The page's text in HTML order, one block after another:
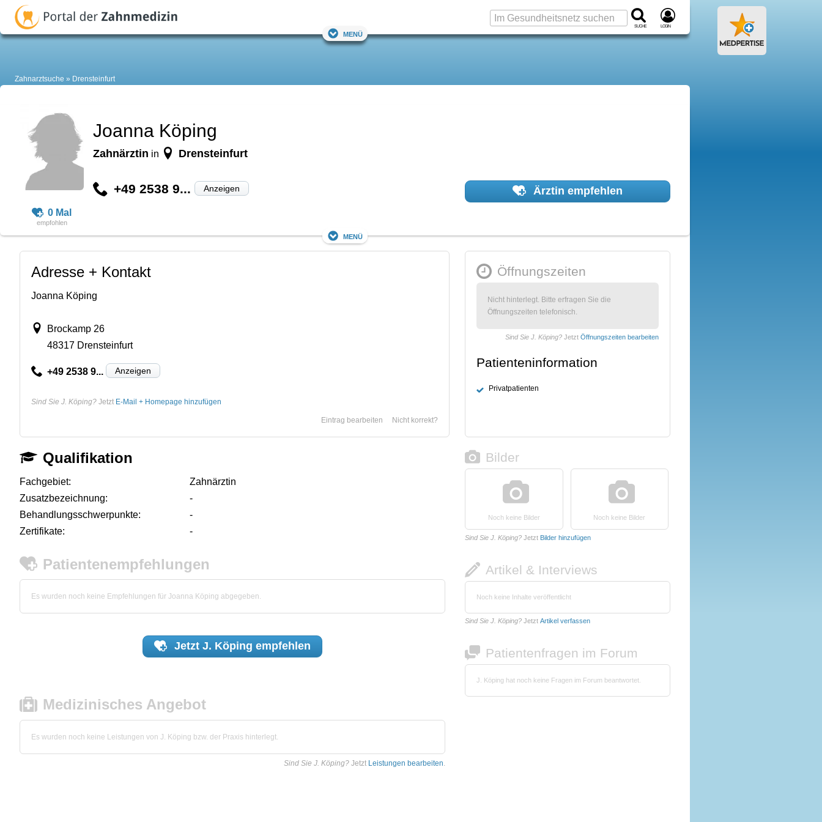
Suche Login
Menü
Zahnarztsuche Drensteinfurt
0 Mal
Joanna Köping
Zahnärztin in Drensteinfurt
+49 2538 9... Anzeigen Ärztin empfehlen
Menü
Adresse + Kontakt
Joanna Köping
Brockamp 26
48317 Drensteinfurt
+49 2538 9... Anzeigen
Sind Sie J. Köping? Jetzt E-Mail + Homepage hinzufügen
Nicht korrekt?
Eintrag bearbeiten
Öffnungszeiten
Nicht hinterlegt. Bitte erfragen Sie die
Öffnungszeiten telefonisch.
Sind Sie J. Köping? Jetzt Öffnungszeiten bearbeiten
Patienteninformation
Privatpatienten
Qualifikation
Fachgebiet:
Zahnärztin
Zusatzbezeichnung:
-
Behandlungsschwerpunkte:
-
Zertifikate:
-
Patientenempfehlungen
Es wurden noch keine Empfehlungen für Joanna Köping abgegeben.
JetztJ. Köping empfehlen
Medizinisches Angebot
Es wurden noch keine Leistungen von J. Köping bzw. der Praxis hinterlegt.
Sind Sie J. Köping? Jetzt Leistungen bearbeiten.
Bilder
Noch keine Bilder Noch keine Bilder
Sind Sie J. Köping? Jetzt Bilder hinzufügen
Artikel & Interviews
Noch keine Inhalte veröffentlicht
Sind Sie J. Köping? Jetzt Artikel verfassen
Patientenfragen im Forum
J. Köping hat noch keine Fragen im Forum beantwortet.